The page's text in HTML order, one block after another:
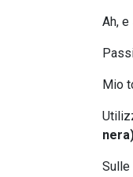
Ah,
Mio
Sulle